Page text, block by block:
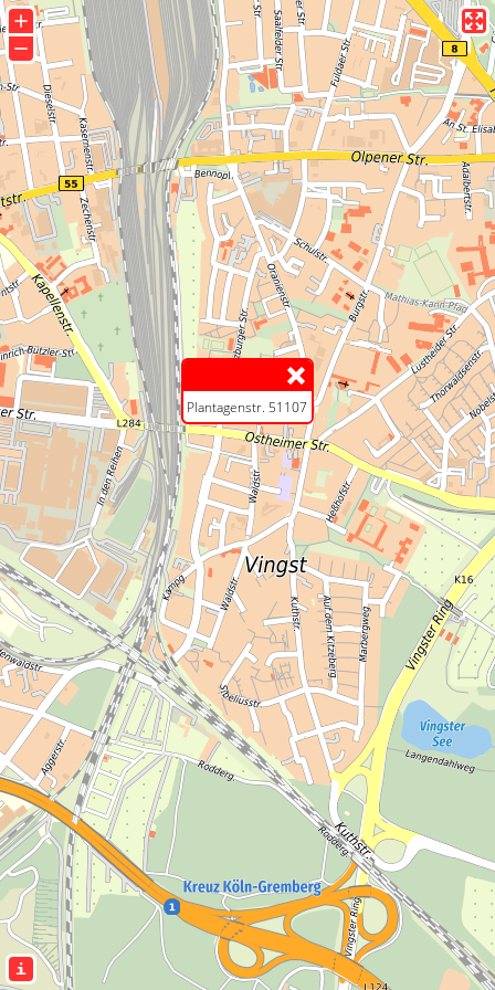
Plantagenstr. 51107
+
−